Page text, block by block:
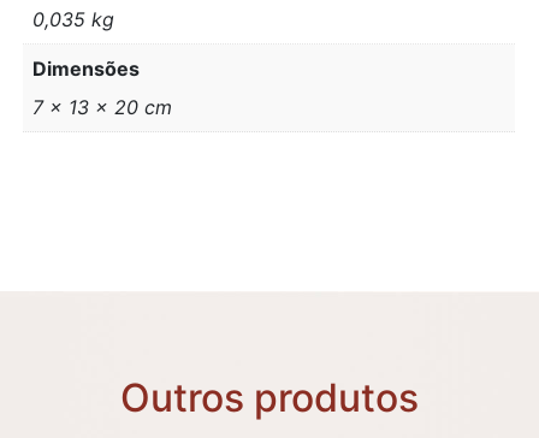
0,035 kg
Dimensões
7 × 13 × 20 cm
Outros produtos